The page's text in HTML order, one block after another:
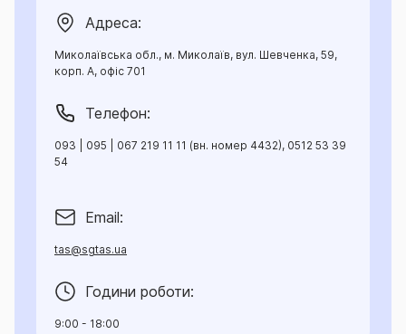
Адреса:
Миколаївська обл., м. Миколаїв, вул. Шевченка, 59,
корп. А, офіс 701
Телефон:
093 | 095 | 067 219 11 11 (вн. номер 4432), 0512 53 39
54
Email:
tas@sgtas.ua
Години роботи:
9:00 - 18:00